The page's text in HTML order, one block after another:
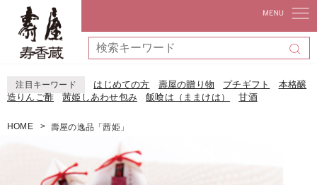
注目キーワード はじめての方 壽屋の贈り物 プチギフト
本格醸
造りんご酢
茜姫しあわせ包み 飯喰は（ままけは） 甘酒
HOME 壽屋の逸品「茜姫」